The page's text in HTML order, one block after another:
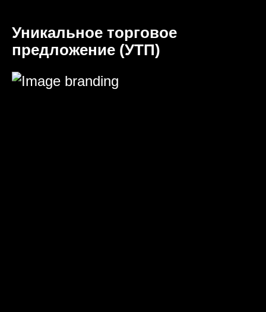
Уникальное торговое
предложение (УТП)